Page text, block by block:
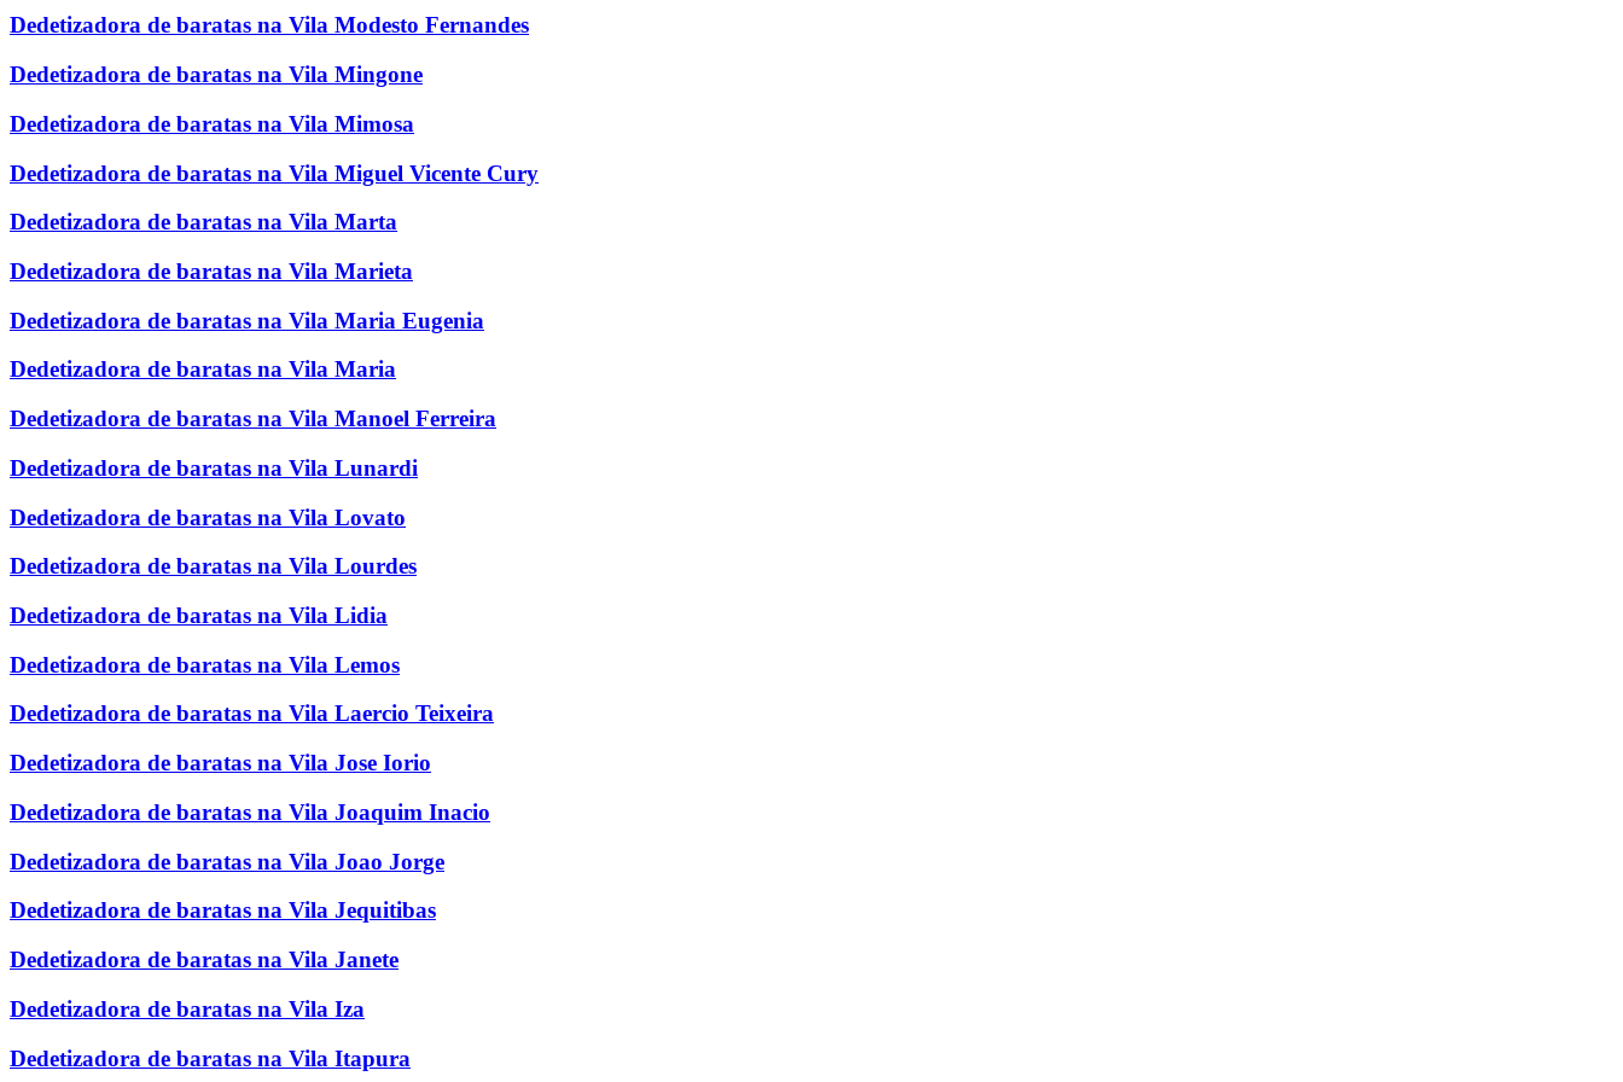
Dedetizadora de baratas na Vila Modesto Fernandes
Dedetizadora de baratas na Vila Mingone
Dedetizadora de baratas na Vila Mimosa
Dedetizadora de baratas na Vila Miguel Vicente Cury
Dedetizadora de baratas na Vila Marta
Dedetizadora de baratas na Vila Marieta
Dedetizadora de baratas na Vila Maria Eugenia
Dedetizadora de baratas na Vila Maria
Dedetizadora de baratas na Vila Manoel Ferreira
Dedetizadora de baratas na Vila Lunardi
Dedetizadora de baratas na Vila Lovato
Dedetizadora de baratas na Vila Lourdes
Dedetizadora de baratas na Vila Lidia
Dedetizadora de baratas na Vila Lemos
Dedetizadora de baratas na Vila Laercio Teixeira
Dedetizadora de baratas na Vila Jose Iorio
Dedetizadora de baratas na Vila Joaquim Inacio
Dedetizadora de baratas na Vila Joao Jorge
Dedetizadora de baratas na Vila Jequitibas
Dedetizadora de baratas na Vila Janete
Dedetizadora de baratas na Vila Iza
Dedetizadora de baratas na Vila Itapura